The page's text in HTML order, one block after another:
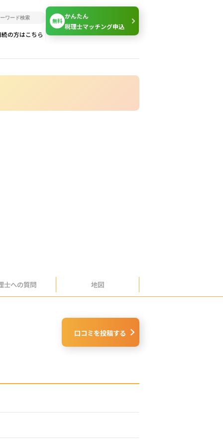
続の方はこちら
無料
かんたん
税理士マッチング申込
士への質問 地図
口コミを投稿する